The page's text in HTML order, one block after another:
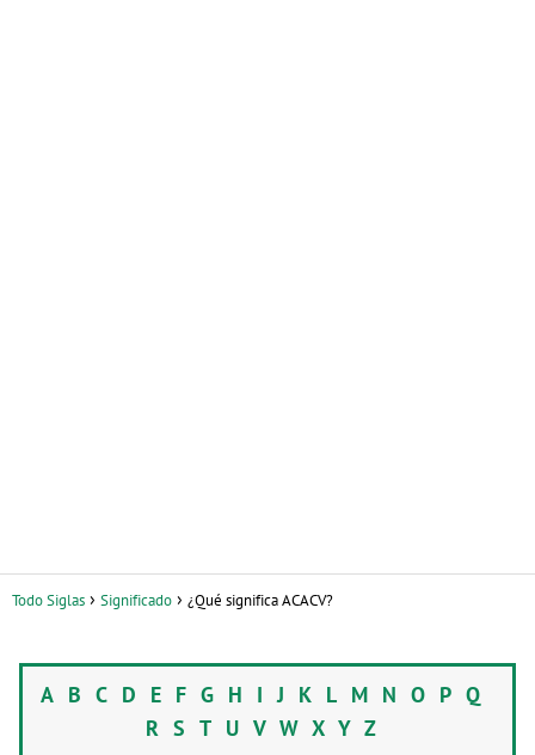
Todo Siglas Significado ¿Qué significa ACACV?
A B C D E F G H IJ K L M N O P Q
R S T U V W X Y Z